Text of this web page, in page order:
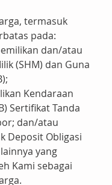
termasuk
pada:
dan/atau
(SHM) dan Guna
Kendaraan
Sertifikat Tanda
dan/atau
Deposit Obligasi
yang
Kami sebagai